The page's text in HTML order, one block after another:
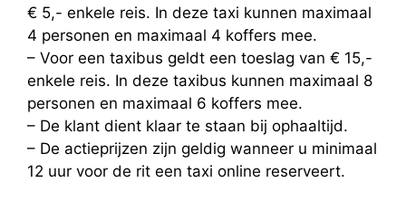
€ 5,- enkele reis. In deze taxi kunnen maximaal
4 personen en maximaal 4 koffers mee.
– Voor een taxibus geldt een toeslag van € 15,-
enkele reis. In deze taxibus kunnen maximaal 8
personen en maximaal 6 koffers mee.
– De klant dient klaar te staan bij ophaaltijd.
– De actieprijzen zijn geldig wanneer u minimaal
12 uur voor de rit een taxi online reserveert.